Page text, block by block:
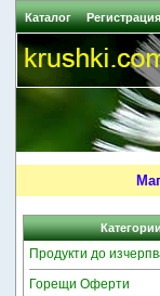
Каталог
Продукти до
Горещи Оферти